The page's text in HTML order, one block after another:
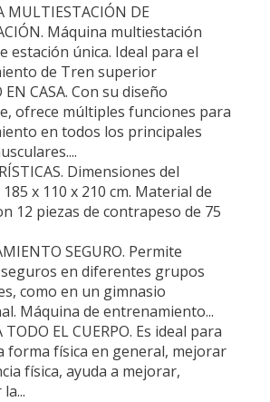
MULTIESTACIÓN DE
Máquina multiestación
estación única. Ideal para el
de Tren superior
EN CASA. Con su diseño
ofrece múltiples funciones para
en todos los principales
Dimensiones del
x 110 x 210 cm. Material de
12 piezas de contrapeso de 75
SEGURO. Permite
en diferentes grupos
como en un gimnasio
Máquina de entrenamiento...
TODO EL CUERPO. Es ideal para
forma física en general, mejorar
física, ayuda a mejorar,